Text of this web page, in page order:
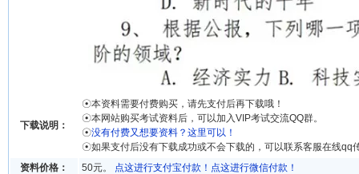
下载说明：
☉本资料需要付费购买，请先支付后再下载哦！
☉本网站购买考试资料后，可以加入VIP考试交流QQ群。
☉没有付费又想要资料？这里可以！
☉如果支付后没有下载成功或不会下载的，可以联系客服在线qq
资料价格：
50元。 点这进行支付宝付款！ 点这进行微信付款！